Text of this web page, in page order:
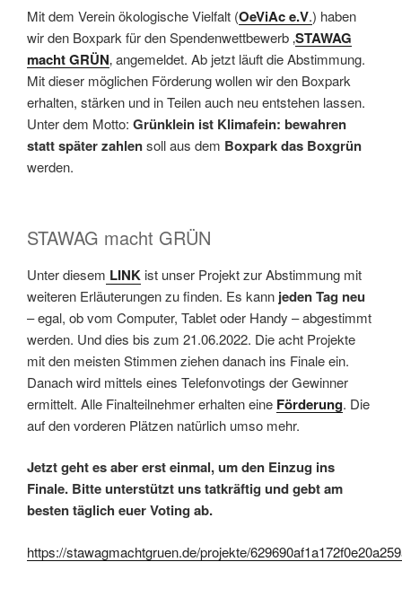
Mit dem Verein ökologische Vielfalt (OeViAc e.V.) haben
wir den Boxpark für den Spendenwettbewerb ‚STAWAG
macht GRÜN‚ angemeldet. Ab jetzt läuft die Abstimmung.
Mit dieser möglichen Förderung wollen wir den Boxpark
erhalten, stärken und in Teilen auch neu entstehen lassen.
Unter dem Motto: Grünklein ist Klimafein: bewahren
statt später zahlensoll aus dem Boxpark das Boxgrün
werden.
STAWAG macht GRÜN
Unter diesem LINK ist unser Projekt zur Abstimmung mit
weiteren Erläuterungen zu finden. Es kann jeden Tag neu
– egal, ob vom Computer, Tablet oder Handy – abgestimmt
werden. Und dies bis zum 21.06.2022. Die acht Projekte
mit den meisten Stimmen ziehen danach ins Finale ein.
Danach wird mittels eines Telefonvotings der Gewinner
ermittelt. Alle Finalteilnehmer erhalten eine Förderung. Die
auf den vorderen Plätzen natürlich umso mehr.
Jetzt geht es aber erst einmal, um den Einzug ins
Finale. Bitte unterstützt uns tatkräftig und gebt am
besten täglich euer Voting ab.
https://stawagmachtgruen.de/projekte/